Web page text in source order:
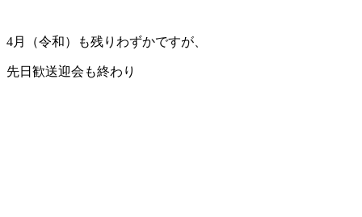
4月（令和）も残りわずかですが、
先日歓送迎会も終わり